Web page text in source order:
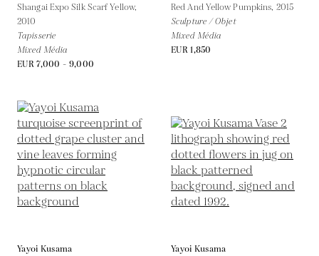
Shangai Expo Silk Scarf Yellow,
2010
Tapisserie
Mixed Média
EUR 7,000 - 9,000
Red And Yellow Pumpkins, 2015
Sculpture / Objet
Mixed Média
EUR 1,850
Yayoi Kusama
Yayoi Kusama